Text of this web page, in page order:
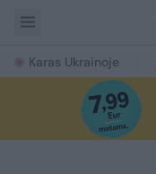
Karas Ukrainoje